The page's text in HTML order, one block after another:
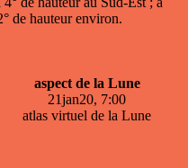
de hauteur environ.
aspect de la Lune
21jan20, 7:00
atlas virtuel de la Lune